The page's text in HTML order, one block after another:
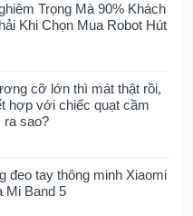
loại bỏ
mảnh vụn
hút bụi cầm tay
bởi động cơ và
Với tốc độ
Trọng Mà 90% Khách
Khi Chọn Mua Robot Hút
cỡ lớn thì mát thật rồi,
hợp với chiếc quạt cầm
ra sao?
đeo tay thông minh Xiaomi
Mi Band 5